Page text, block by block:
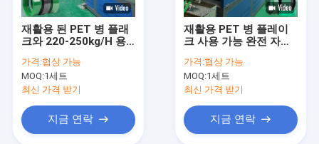
공장 투어
저희와 연락
뉴스
재활용 된 PET 병 플래
크와 220-250kg/H 용
스트래핑 밴드 생산 라
인
가격:협상 가능
MOQ:1세트
최신 가격 받기
지금 연락
재활용 PET 병 플레이
크 사용 가능 완전 자동
산 라인
가격:협상 가능
MOQ:1세트
최신 가격 받기
지금 연락